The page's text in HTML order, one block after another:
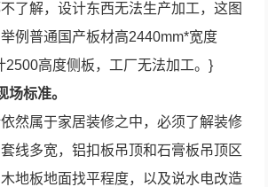
了解，设计东西无法生产加工，这图
例普通国产板材高2440mm*宽度
2500高度侧板，工厂无法加工。}
场标准。
然属于家居装修之中，必须了解装修
线多宽，铝扣板吊顶和石膏板吊顶区
地板地面找平程度，以及说水电改造